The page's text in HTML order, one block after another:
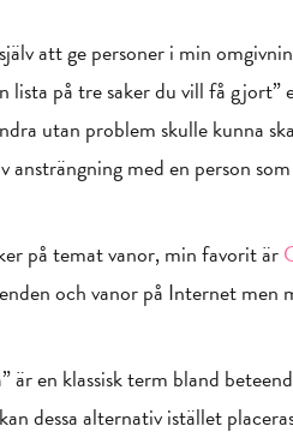
att ge personer i min
lista på tre saker du vill få gjort”
utan problem skulle kunna
med en person
på temat vanor, min favorit är
och vanor på Internet men
är en klassisk term bland
dessa alternativ istället